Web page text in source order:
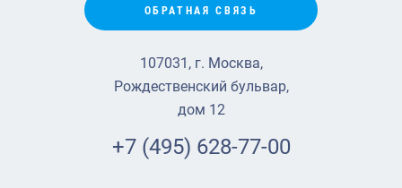
ОБРАТНАЯ СВЯЗЬ
107031, г. Москва,
Рождественский бульвар,
дом 12
+7 (495) 628-77-00